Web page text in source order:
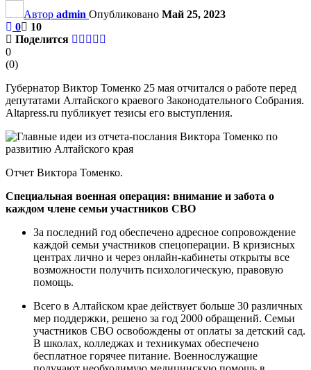
Автор admin Опубликовано Май 25, 2023
0
10
Поделится
0
(0)
Губернатор Виктор Томенко 25 мая отчитался о работе перед
депутатами Алтайского краевого Законодательного Собрания.
Altapress.ru публикует тезисы его выступления.
Отчет Виктора Томенко.
Специальная военная операция: внимание и забота о
каждом члене семьи участников СВО
За последний год обеспечено адресное сопровождение
каждой семьи участников спецоперации. В кризисных
центрах лично и через онлайн-кабинеты открыты все
возможности получить психологическую, правовую
помощь.
Всего в Алтайском крае действует больше 30 различных
мер поддержки, решено за год 2000 обращений. Семьи
участников СВО освобождены от оплаты за детский сад.
В школах, колледжах и техникумах обеспечено
бесплатное горячее питание. Военнослужащие